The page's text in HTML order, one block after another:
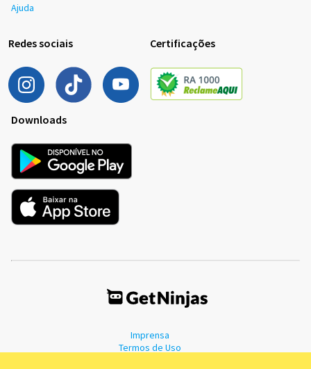
Ajuda
Redes sociais Certificações
Downloads
Imprensa
Termos de Uso